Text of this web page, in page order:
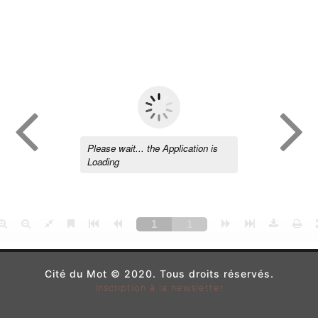
Cité du Mot © 2020. Tous droits réservés.
Inscription à la newsletter